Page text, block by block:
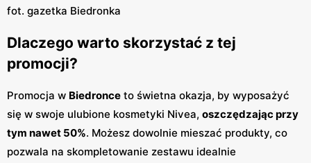
fot. gazetka Biedronka
Dlaczego warto skorzystać z tej
promocji?
Promocja w Biedronce to świetna okazja, by wyposażyć
się w swoje ulubione kosmetyki Nivea, oszczędzając przy
tym nawet 50%. Możesz dowolnie mieszać produkty, co
pozwala na skompletowanie zestawu idealnie